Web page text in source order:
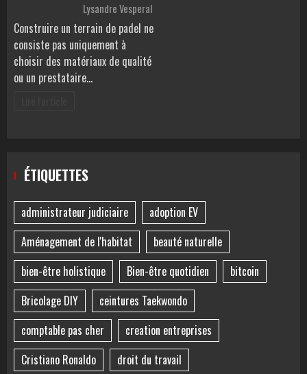
Lysandre Vesperal
Construire un terrain de padel ne
consiste pas uniquement à
choisir des matériaux de qualité
ou un prestataire…
ÉTIQUETTES
administrateur judiciaire
adoption EV
Aménagement de l'habitat
beauté naturelle
bien-être holistique
Bien-être quotidien
bitcoin
Bricolage DIY
ceintures Taekwondo
comptable pas cher
creation entreprises
Cristiano Ronaldo
droit du travail